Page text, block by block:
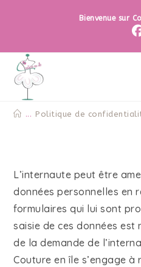
Bienvenue sur
... Politique de
L’internaute peut être
données personnelles en
formulaires qui lui sont
saisie de ces données
de la demande de
Couture en île s’engage à